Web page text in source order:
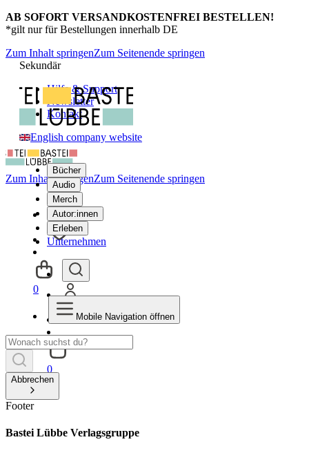
AB SOFORT VERSANDKOSTENFREI BESTELLEN!
*gilt nur für Bestellungen innerhalb DE
Zum Inhalt springenZum Seitenende springen
Sekundär
Hilfe & Support
Newsletter
Kontakt
English company website
Bücher
Audio
Merch
Autor:innen
Erleben
Unternehmen
0
Zum Inhalt springenZum Seitenende springen
0
Mobile Navigation öffnen
Abbrechen
Footer
Bastei Lübbe Verlagsgruppe